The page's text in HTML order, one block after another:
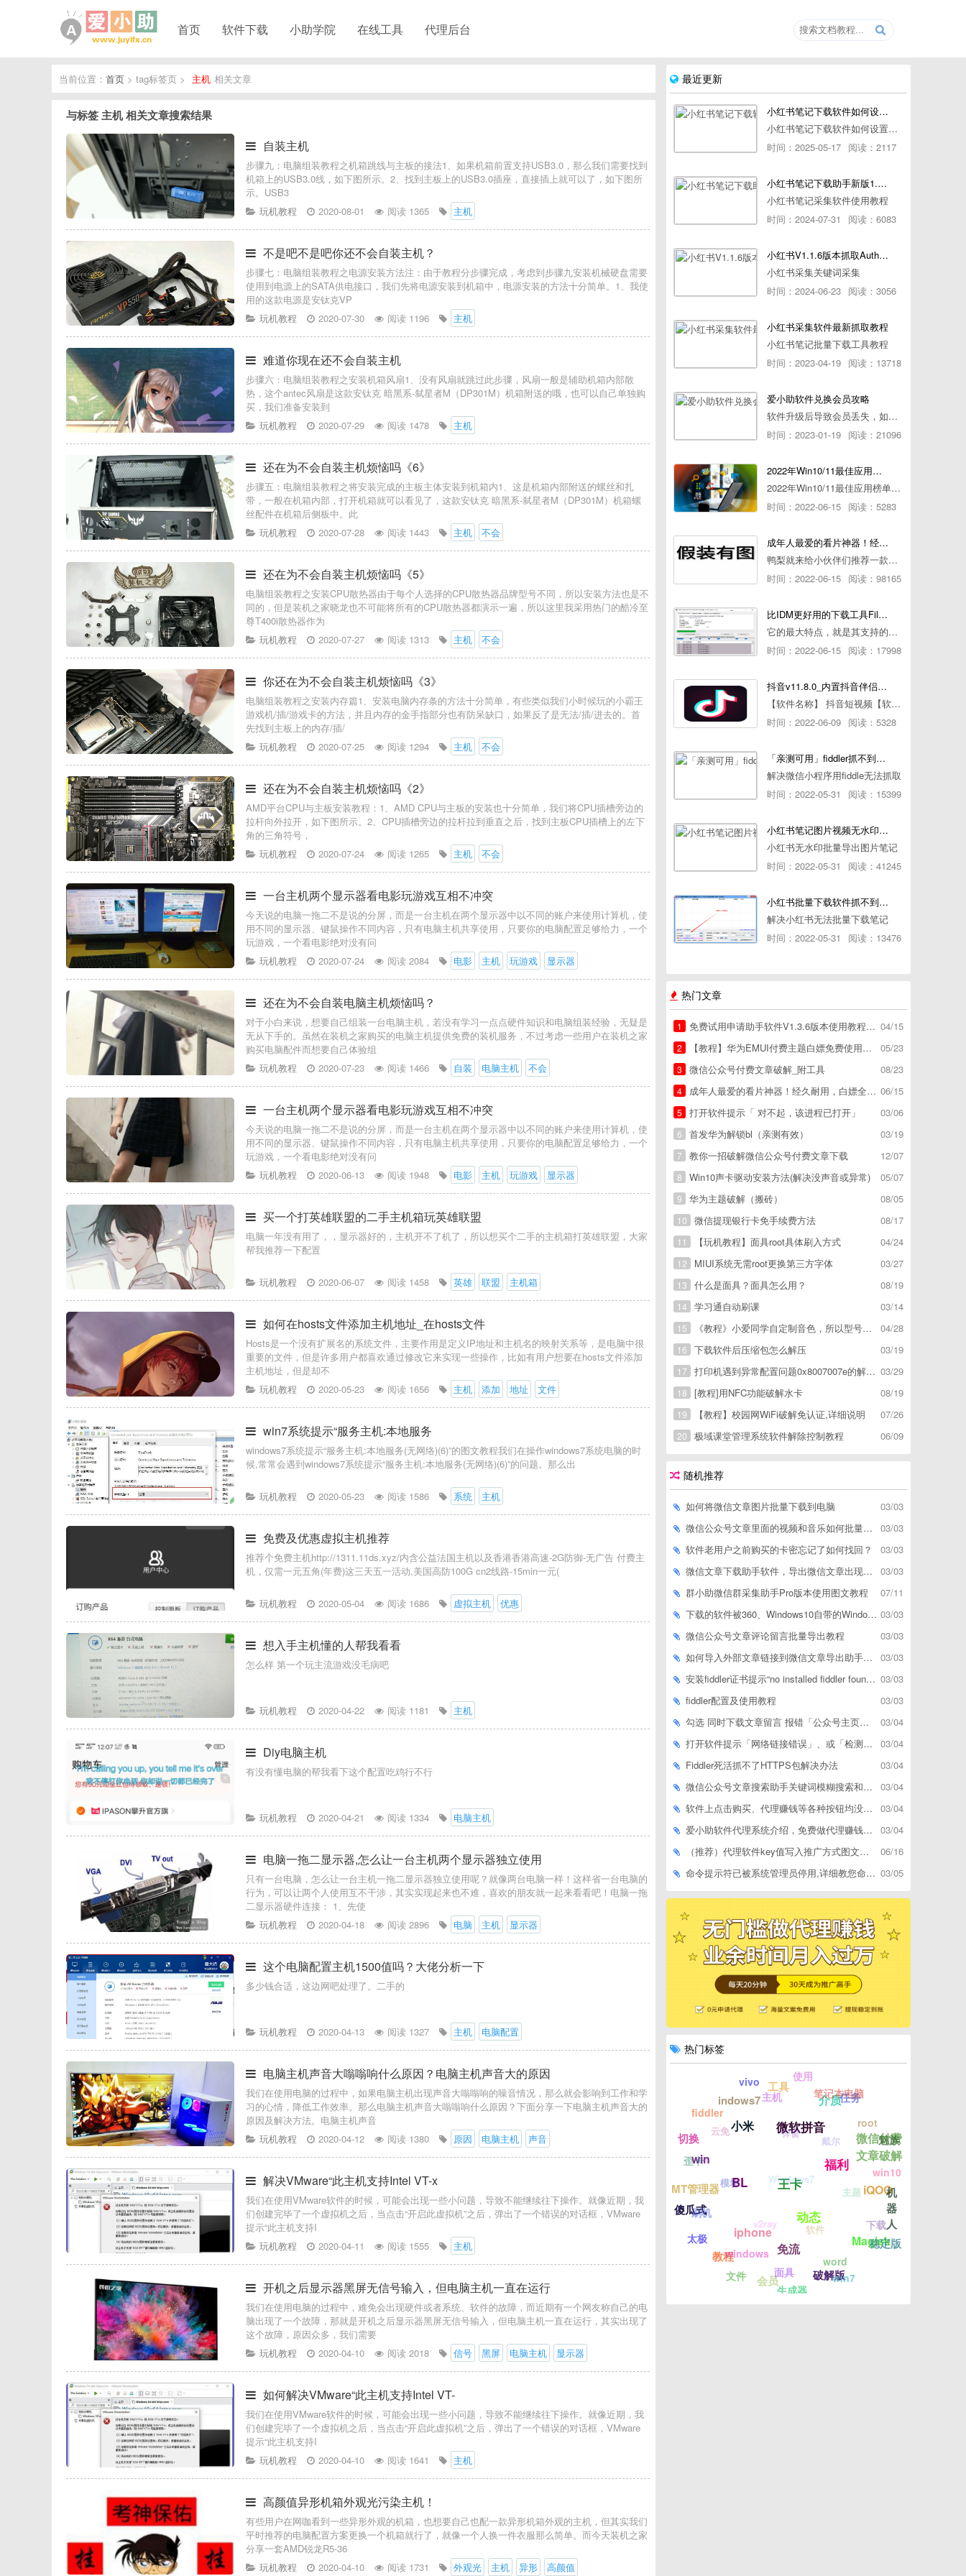
首页 软件下载 小助学院 在线工具 代理后台
当前位置： 首页 > tag标签页 > 主机 相关文章
与标签主机相关文章搜索结果
自装主机
步骤九：电脑组装教程之机箱跳线与主板的接法1、如果机箱前置支持USB3.0，那么我们需要找到
机箱上的USB3.0线，如下图所示。2、找到主板上的USB3.0插座，直接插上就可以了，如下图所
示。USB3
玩机教程
2020-08-01 阅读 1365 主机
不是吧不是吧你还不会自装主机？
步骤七：电脑组装教程之电源安装方法注：由于教程分步骤完成，考虑到步骤九安装机械硬盘需要
使用到电源上的SATA供电接口，我们先将电源安装到机箱中，电源安装的方法十分简单。1、我使
用的这款电源是安钛克VP
玩机教程
2020-07-30 阅读 1196 主机
难道你现在还不会自装主机
步骤六：电脑组装教程之安装机箱风扇1、没有风扇就跳过此步骤，风扇一般是辅助机箱内部散
热，这个antec风扇是这款安钛克 暗黑系-弑星者M（DP301M）机箱附送的哦，也可以自己单独购
买，我们准备安装到
玩机教程
2020-07-29 阅读 1478 主机
还在为不会自装主机烦恼吗《6》
步骤五：电脑组装教程之将安装完成的主板主体安装到机箱内1、这是机箱内部附送的螺丝和扎
带，一般在机箱内部，打开机箱就可以看见了，这款安钛克 暗黑系-弑星者M（DP301M）机箱螺
丝配件在机箱后侧板中。此
玩机教程
2020-07-28 阅读 1443 主机 不会
还在为不会自装主机烦恼吗《5》
电脑组装教程之安装CPU散热器由于每个人选择的CPU散热器品牌型号不同，所以安装方法也是不
同的，但是装机之家晓龙也不可能将所有的CPU散热器都演示一遍，所以这里我采用热门的酷冷至
尊T400i散热器作为
玩机教程
2020-07-27 阅读 1313 主机 不会
你还在为不会自装主机烦恼吗《3》
电脑组装教程之安装内存篇1、安装电脑内存条的方法十分简单，有些类似我们小时候玩的小霸王
游戏机/插/游戏卡的方法，并且内存的金手指部分也有防呆缺口，如果反了是无法/插/进去的。首
先找到主板上的内存/插/
玩机教程
2020-07-25 阅读 1294 主机 不会
还在为不会自装主机烦恼吗《2》
AMD平台CPU与主板安装教程：1、AMD CPU与主板的安装也十分简单，我们将CPU插槽旁边的
拉杆向外拉开，如下图所示。2、CPU插槽旁边的拉杆拉到垂直之后，找到主板CPU插槽上的左下
角的三角符号，
玩机教程
2020-07-24 阅读 1265 主机 不会
一台主机两个显示器看电影玩游戏互相不冲突
今天说的电脑一拖二不是说的分屏，而是一台主机在两个显示器中以不同的账户来使用计算机，使
用不同的显示器、键鼠操作不同内容，只有电脑主机共享使用，只要你的电脑配置足够给力，一个
玩游戏，一个看电影绝对没有问
玩机教程
2020-07-24 阅读 2084 电影 主机 玩游戏 显示器
还在为不会自装电脑主机烦恼吗？
对于小白来说，想要自己组装一台电脑主机，若没有学习一点点硬件知识和电脑组装经验，无疑是
无从下手的。虽然在装机之家购买的电脑主机提供免费的装机服务，不过考虑一些用户在装机之家
购买电脑配件而想要自己体验组
玩机教程
2020-07-23 阅读 1466 自装 电脑主机 不会
一台主机两个显示器看电影玩游戏互相不冲突
今天说的电脑一拖二不是说的分屏，而是一台主机在两个显示器中以不同的账户来使用计算机，使
用不同的显示器、键鼠操作不同内容，只有电脑主机共享使用，只要你的电脑配置足够给力，一个
玩游戏，一个看电影绝对没有问
玩机教程
2020-06-13 阅读 1948 电影 主机 玩游戏 显示器
买一个打英雄联盟的二手主机箱玩英雄联盟
电脑一年没有用了，，显示器好的，主机开不了机了，所以想买个二手的主机箱打英雄联盟，大家
帮我推荐一下配置
玩机教程 2020-06-07 阅读 1458 英雄 联盟 主机箱
如何在hosts文件添加主机地址_在hosts文件
Hosts是一个没有扩展名的系统文件，主要作用是定义IP地址和主机名的映射关系等，是电脑中很
重要的文件，但是许多用户都喜欢通过修改它来实现一些操作，比如有用户想要在hosts文件添加
主机地址，但是却不
玩机教程
2020-05-23 阅读 1656 主机 添加 地址 文件
win7系统提示“服务主机:本地服务
windows7系统提示“服务主机:本地服务(无网络)(6)”的图文教程我们在操作windows7系统电脑的时
候,常常会遇到windows7系统提示“服务主机:本地服务(无网络)(6)”的问题。那么出
玩机教程 2020-05-23 阅读 1586 系统 主机
免费及优惠虚拟主机推荐
推荐个免费主机http://1311.11ds.xyz/内含公益法国主机以及香港香港高速-2G防御-无广告 付费主
机，仅需一元五角(年费)这三天五一活动,美国高防100G cn2线路-15min一元(
玩机教程 2020-05-04 阅读 1686 虚拟主机 优惠
想入手主机懂的人帮我看看
怎么样 第一个玩主流游戏没毛病吧
玩机教程 2020-04-22 阅读 1181 主机
Diy电脑主机
有没有懂电脑的帮我看下这个配置吃鸡行不行
玩机教程 2020-04-21 阅读 1334 电脑主机
电脑一拖二显示器,怎么让一台主机两个显示器独立使用
只有一台电脑，怎么让一台主机一拖二显示器独立使用呢？就像两台电脑一样！这样省一台电脑的
行为，可以让两个人使用互不干涉，其实实现起来也不难，喜欢的朋友就一起来看看吧！电脑一拖
二显示器硬件连接： 1、先使
玩机教程
2020-04-18 阅读 2896 电脑 主机 显示器
这个电脑配置主机1500值吗？大佬分析一下
多少钱合适，这边网吧处理了。二手的
玩机教程 2020-04-13 阅读 1327 主机 电脑配置
电脑主机声音大嗡嗡响什么原因？电脑主机声音大的原因
我们在使用电脑的过程中，如果电脑主机出现声音大嗡嗡响的噪音情况，那么就会影响到工作和学
习的心情，降低工作效率。那么电脑主机声音大嗡嗡响什么原因？下面分享一下电脑主机声音大的
原因及解决方法。电脑主机声音
玩机教程
2020-04-12 阅读 1380 原因 电脑主机 声音
解决VMware“此主机支持Intel VT-x
我们在使用VMware软件的时候，可能会出现一些小问题，导致不能继续往下操作。就像近期，我
们创建完毕了一个虚拟机之后，当点击“开启此虚拟机”之后，弹出了一个错误的对话框，VMware
提示“此主机支持I
玩机教程
2020-04-11 阅读 1555 主机
开机之后显示器黑屏无信号输入，但电脑主机一直在运行
我们在使用电脑的过程中，难免会出现硬件或者系统、软件的故障，而近期有一个网友称自己的电
脑出现了一个故障，那就是开机之后显示器黑屏无信号输入，但电脑主机一直在运行，其实出现了
这个故障，原因众多，我们需要
玩机教程
2020-04-10 阅读 2018 信号 黑屏 电脑主机 显示器
如何解决VMware“此主机支持Intel VT-
我们在使用VMware软件的时候，可能会出现一些小问题，导致不能继续往下操作。就像近期，我
们创建完毕了一个虚拟机之后，当点击“开启此虚拟机”之后，弹出了一个错误的对话框，VMware
提示“此主机支持I
玩机教程
2020-04-10 阅读 1641 主机
高颜值异形机箱外观光污染主机！
有些用户在网咖看到一些异形外观的机箱，也想要自己也配一款异形机箱外观的主机，但其实我们
平时推荐的电脑配置方案更换一个机箱就行了，就像一个人换一件衣服那么简单。而今天装机之家
分享一套AMD锐龙R5-36
玩机教程
2020-04-10 阅读 1731 外观光 主机 异形 高颜值
最近更新
小红书笔记下载软件如何设置浏览器路径
小红书笔记下载软件如何设置浏览器路径
时间：2025-05-17 阅读：2117
小红书笔记下载助手新版1.1.7版本使用教程
小红书笔记采集软件使用教程
时间：2024-07-31
阅读：6083
小红书V1.1.6版本抓取AuthorId最新教程
小红书采集关键词采集
时间：2024-06-23 阅读：3056
小红书采集软件最新抓取教程
小红书笔记批量下载工具教程
时间：2023-04-19 阅读：13718
爱小助软件兑换会员攻略
软件升级后导致会员丢失，如何快速兑换会员详细攻略
时间：2023-01-19 阅读：21096
2022年Win10/11最佳应用榜单出炉！ 你都用过几个？
2022年Win10/11最佳应用榜单出炉！ 你都用过几个？
时间：2022-06-15 阅读：5283
成年人最爱的看片神器！经久耐用-白嫖全网资源
鸭梨就来给小伙伴们推荐一款经久耐用的良心播放器，资源齐全无广告，可以放心使用~
时间：2022-06-15 阅读：98165
比IDM更好用的下载工具File Centipede文件蜈蚣-秒杀迅雷-直接飞起！
它的最大特点，就是其支持的下载协议几乎是市面上最全面的，包括HTTP/FTP、BT种子、磁力链接，m3u8流任务（AES-128解密）。
时间：2022-06-15 阅读：17998
抖音v11.8.0_内置抖音伴侣/视频去水印
【软件名称】 抖音短视频【软件版本】 11.8.0【软件大小】 83.74M【是否Root】不需要【测试机型】PCML10 [oppo Reno Ace]【文字介绍】 抖音短视频app是一款很有意思娱
时间：2022-06-09 阅读：5328
「亲测可用」fiddler抓不到pc端微信小程序包解决方案
解决微信小程序用fiddle无法抓取
时间：2022-05-31
阅读：15399
小红书笔记图片视频无水印批量下载软件使用教程
小红书无水印批量导出图片笔记
时间：2022-05-31
阅读：41245
小红书批量下载软件抓不到authorId如何解决
解决小红书无法批量下载笔记
时间：2022-05-31
阅读：13476
热门文章
04/15
1
免费试用申请助手软件V1.3.6版本使用教程，免费领空调冰箱，附下载地址
05/23
2
【教程】华为EMUI付费主题白嫖免费使用方法。
08/23
3
微信公众号付费文章破解_附工具
06/15
4
成年人最爱的看片神器！经久耐用，白嫖全网资源
03/06
5
打开软件提示「 对不起，该进程已打开」
03/19
6
首发华为解锁bl（亲测有效）
12/07
7
教你一招破解微信公众号付费文章下载
05/07
8
Win10声卡驱动安装方法(解决没声音或异常)
08/05
9
华为主题破解（搬砖）
08/17
10
微信提现银行卡免手续费方法
04/24
11
【玩机教程】面具root具体刷入方式
03/27
12
MIUI系统无需root更换第三方字体
08/19
13
什么是面具？面具怎么用？
03/14
14
学习通自动刷课
04/28
15
《教程》小爱同学自定制音色，所以型号通用，不用root
03/19
16
下载软件后压缩包怎么解压
03/29
17
打印机遇到异常配置问题0x8007007e的解决方
08/19
18
[教程]用NFC功能破解水卡
07/26
19
【教程】校园网WiFi破解免认证,详细说明
06/09
20 极域课堂管理系统软件解除控制教程
随机推荐
03/03
如何将微信文章图片批量下载到电脑
03/03
微信公众号文章里面的视频和音乐如何批量下载到电脑上
03/03
软件老用户之前购买的卡密忘记了如何找回？
03/03
微信文章下载助手软件，导出微信文章出现「导出失败*篇」如何解决
07/11
群小助微信群采集助手Pro版本使用图文教程
03/03
下载的软件被360、Windows10自带的Windows Defender、腾讯管家等杀毒软件误删了怎么解决
03/03
微信公众号文章评论留言批量导出教程
03/03
如何导入外部文章链接到微信文章导出助手批量下载，附上3种方式
03/03
安装fiddler证书提示“no installed fiddler found”或开启代理ip失败
03/03
fiddler配置及使用教程
03/04
勾选 同时下载文章留言 报错「公众号主页和加载cookie参数不能为空」
03/04
打开软件提示「网络链接错误」、或「检测版本更新失败」等网络问题解决方案
03/04
Fiddler死活抓不了HTTPS包解决办法
03/04
微信公众号文章搜索助手关键词模糊搜索和精确匹配搜索的区别
03/04
软件上点击购买、代理赚钱等各种按钮均没有反应，不打开相应网址怎么解决
03/04
爱小助软件代理系统介绍，免费做代理赚钱，带你轻松月收入过万
06/16
（推荐）代理软件key值写入推广方式图文教程
03/05
命令提示符已被系统管理员停用,详细教您命令提示符已被系统管理员停用怎么办
热门标签
王卡
BL
iphone
免流
动态
福利
微软拼音
小米
win
傻瓜式
教程
会员
破解版
Magisk
iQOO
微信付费
文章破解
介质
工具
indows7
切换
MT管理器
太极
文件
生成器
win7
稳定版
机
器
人
魅族
任务
使用
vivo
fiddler
歪卡
刷机
windows
面具
word
下载
win10
root
笔记本电脑
主机
云免
模块
v2ray 软件
主题
戴尔
弹窗
Windows7